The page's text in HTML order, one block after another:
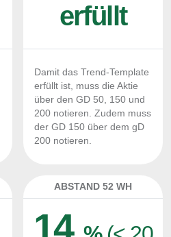
erfüllt
Damit das Trend-Template
erfüllt ist, muss die Aktie
über den GD 50, 150 und
200 notieren. Zudem muss
der GD 150 über dem gD
200 notieren.
ABSTAND 52 WH
14